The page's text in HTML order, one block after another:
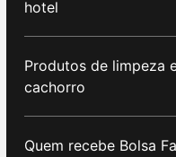
hotel
Produtos de limpeza
cachorro
Quem recebe Bolsa